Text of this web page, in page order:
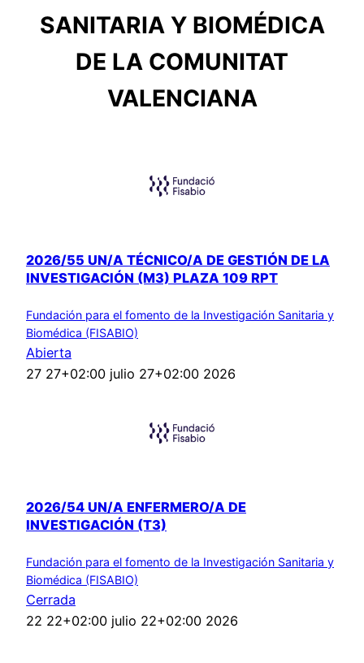
SANITARIA Y BIOMÉDICA
DE LA COMUNITAT
VALENCIANA
2026/55 UN/A TÉCNICO/A DE GESTIÓN DE LA
INVESTIGACIÓN (M3) PLAZA 109 RPT
Fundación para el fomento de la Investigación Sanitaria y
Biomédica (FISABIO)
Abierta
27 27+02:00 julio 27+02:00 2026
2026/54 UN/A ENFERMERO/A DE
INVESTIGACIÓN (T3)
Fundación para el fomento de la Investigación Sanitaria y
Biomédica (FISABIO)
Cerrada
22 22+02:00 julio 22+02:00 2026